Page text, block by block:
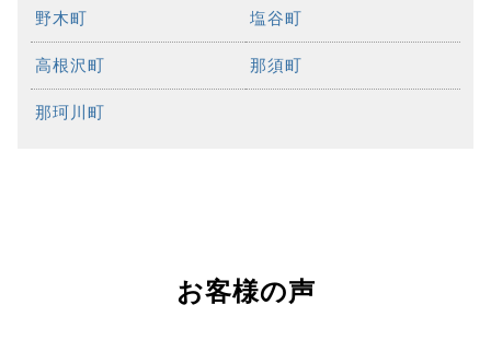
野木町 塩谷町
高根沢町 那須町
那珂川町
お客様の声